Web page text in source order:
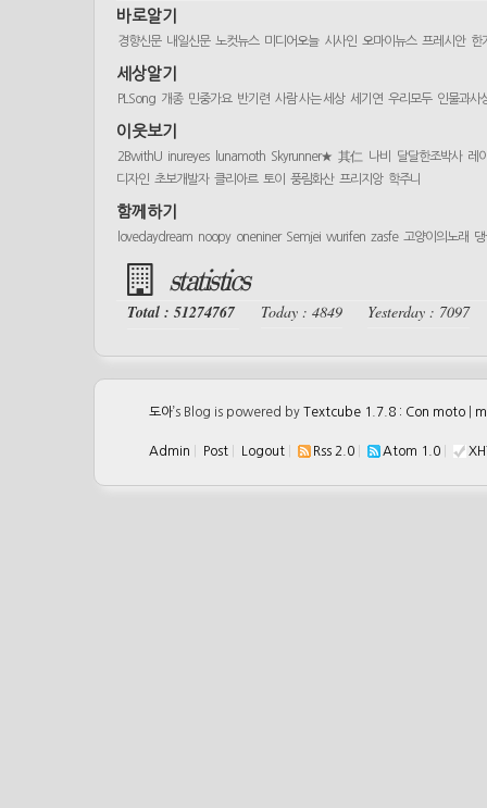
바로알기
경향신문 내일신문 노컷뉴스 미디어오늘 시사인 오마이뉴스 프레시안 한
세상알기
PLSong 개종 민중가요 반기련 사람 사는 세상 세기연 우리모두 인물과사
이웃보기
2BwithU inureyes lunamoth Skyrunner★ 其仁 나비 달달한조박사 레
디자인 초보개발자 클리아르 토이 풍림화산 프리지앙 학주니
함께하기
lovedaydream noopy oneniner Semjei wurifen zasfe 고양이의노래
statistics
Total : 51274767 Today : 4849 Yesterday : 7097
도아’s Blog is powered by Textcube 1.7.8 : Con moto
Admin Post Logout Rss 2.0 Atom 1.0